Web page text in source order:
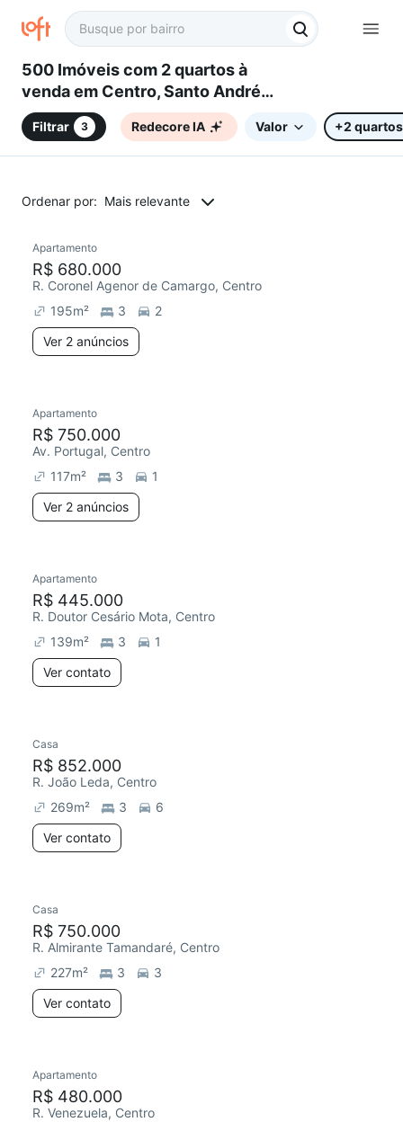
500 Imóveis com 2 quartos à
venda em Centro, Santo André,
SP
Filtrar 3 Redecore IA Valor +2 quartos
Ordenar por: Mais relevante
Redecorar
Apartamento
R$ 680.000
R. Coronel Agenor de Camargo, Centro
195m² 3
2
Ver 2 anúncios
Redecorar
Apartamento
R$ 750.000
Av. Portugal, Centro
117m² 3
1
Ver 2 anúncios
Redecorar
Apartamento
R$ 445.000
R. Doutor Cesário Mota, Centro
139m² 3
1
Ver contato
Casa
R$ 852.000
R. João Leda, Centro
269m² 3
6
Ver contato
Casa
R$ 750.000
R. Almirante Tamandaré, Centro
227m² 3
3
Ver contato
Chegou este mês
Apartamento
R$ 480.000
R. Venezuela, Centro